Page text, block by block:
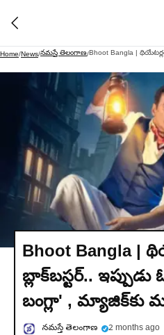
Home/News/నమస్తే తెలంగాణ/
Bhoot Bangla |
బ్లాక్‌బస్టర్..
బంగ్లా' , మ్యాజిక్‌కు
నమస్తే తెలంగాణ 2 months ago